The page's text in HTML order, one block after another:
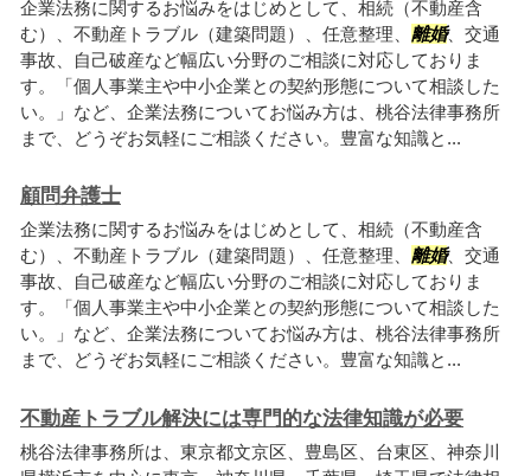
企業法務に関するお悩みをはじめとして、相続（不動産含
む）、不動産トラブル（建築問題）、任意整理、 離婚、交通
事故、自己破産など幅広い分野のご相談に対応しておりま
す。「個人事業主や中小企業との契約形態について相談した
い。」など、企業法務についてお悩み方は、桃谷法律事務所
まで、どうぞお気軽にご相談ください。豊富な知識と...
顧問弁護士
企業法務に関するお悩みをはじめとして、相続（不動産含
む）、不動産トラブル（建築問題）、任意整理、 離婚、交通
事故、自己破産など幅広い分野のご相談に対応しておりま
す。「個人事業主や中小企業との契約形態について相談した
い。」など、企業法務についてお悩み方は、桃谷法律事務所
まで、どうぞお気軽にご相談ください。豊富な知識と...
不動産トラブル解決には専門的な法律知識が必要
桃谷法律事務所は、東京都文京区、豊島区、台東区、神奈川